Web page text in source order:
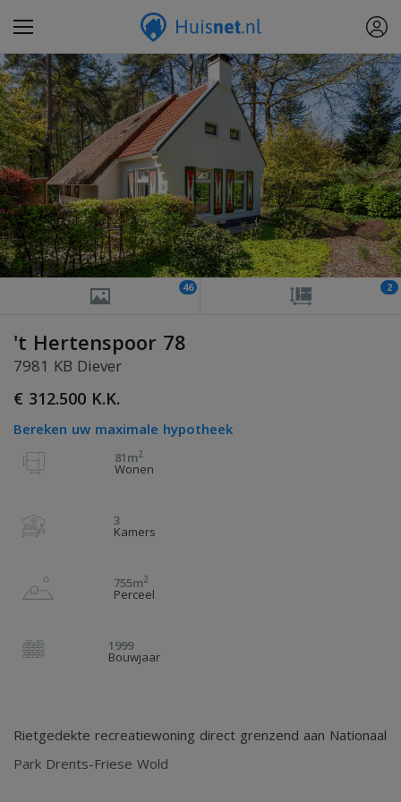
46 2
't Hertenspoor 78
7981 KB Diever
€ 312.500 K.K.
Bereken uw maximale hypotheek
81m2
Wonen
3
Kamers
755m2
Perceel
1999
Bouwjaar
Rietgedekte recreatiewoning direct grenzend aan Nationaal
Park Drents-Friese Wold